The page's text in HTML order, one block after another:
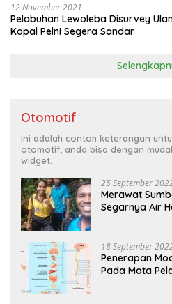
12 November 2021
Pelabuhan Lewoleba Disurvey
Kapal Pelni Segera Sandar
Otomotif
Ini adalah contoh keterangan
otomotif, anda bisa dengan
widget.
25 September
Merawat
Segarnya Air
18 September
Penerapan
Pada Mata